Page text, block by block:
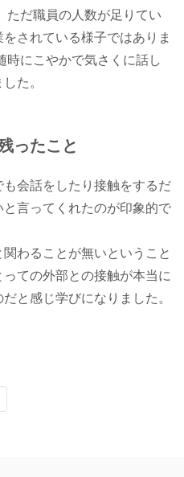
ただ職員の人数が足りてい
されている様子ではありま
時にこやかで気さくに話し
ったこと
会話をしたり接触をするだ
言ってくれたのが印象的で
わることが無いということ
ての外部との接触が本当に